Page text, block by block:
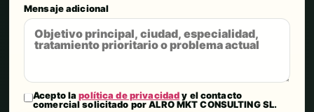
Mensaje adicional
Acepto lapolítica de privacidady el contacto
comercial solicitado por ALRO MKT CONSULTING SL.